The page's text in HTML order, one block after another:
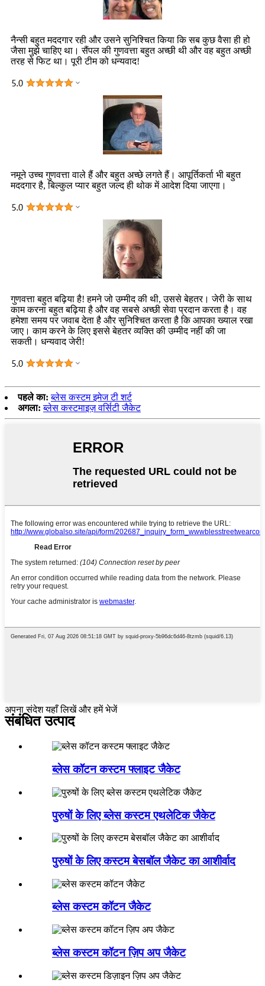
नैन्सी बहुत मददगार रही और उसने सुनिश्चित किया कि सब कुछ वैसा ही हो
जैसा मुझे चाहिए था। सैंपल की गुणवत्ता बहुत अच्छी थी और वह बहुत अच्छी
तरह से फिट था। पूरी टीम को धन्यवाद!
नमूने उच्च गुणवत्ता वाले हैं और बहुत अच्छे लगते हैं। आपूर्तिकर्ता भी बहुत
मददगार है, बिल्कुल प्यार बहुत जल्द ही थोक में आदेश दिया जाएगा।
गुणवत्ता बहुत बढ़िया है! हमने जो उम्मीद की थी, उससे बेहतर। जेरी के साथ
काम करना बहुत बढ़िया है और वह सबसे अच्छी सेवा प्रदान करता है। वह
हमेशा समय पर जवाब देता है और सुनिश्चित करता है कि आपका ख्याल रखा
जाए। काम करने के लिए इससे बेहतर व्यक्ति की उम्मीद नहीं की जा
सकती। धन्यवाद जेरी!
पहले का: ब्लेस कस्टम इमेज टी शर्ट
अगला: ब्लेस कस्टमाइज़ वर्सिटी जैकेट
अपना संदेश यहाँ लिखें और हमें भेजें
संबंधित उत्पाद
ब्लेस कॉटन कस्टम फ्लाइट जैकेट
पुरुषों के लिए ब्लेस कस्टम एथलेटिक जैकेट
पुरुषों के लिए कस्टम बेसबॉल जैकेट का आशीर्वाद
ब्लेस कस्टम कॉटन जैकेट
ब्लेस कस्टम कॉटन ज़िप अप जैकेट